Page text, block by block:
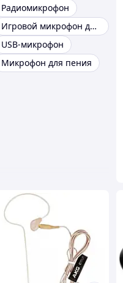
Радиомикрофон
Игровой микрофон для пк
USB-микрофон
Микрофон для пения